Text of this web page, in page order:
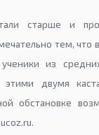
старше и
тем, что
из
двумя
обстановке